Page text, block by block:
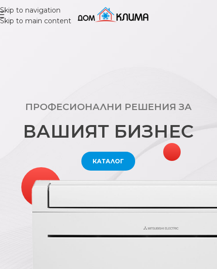
Skip to navigation
Skip to main content
ПРОФЕСИОНАЛНИ РЕШЕНИЯ ЗА
ВАШИЯТ БИЗНЕС
КАТАЛОГ